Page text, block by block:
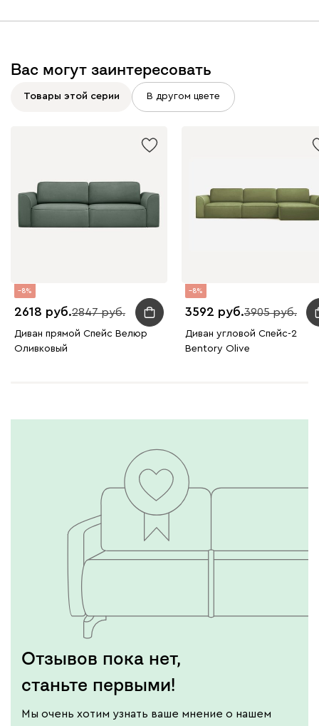
Вас могут заинтересовать
Товары этой серии В другом цвете
8
2618 2847
Диван прямой Спейс Велюр
Оливковый
8
3592 3905
Диван угловой Спейс-2
Bentory Olive
Отзывов пока нет,
станьте первыми!
Мы очень хотим узнать ваше мнение о нашем